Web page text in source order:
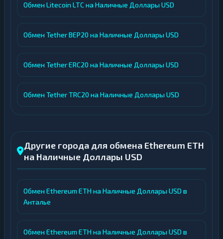
Обмен Litecoin LTC на Наличные Доллары USD
Обмен Tether BEP20 на Наличные Доллары USD
Обмен Tether ERC20 на Наличные Доллары USD
Обмен Tether TRC20 на Наличные Доллары USD
Другие города для обмена Ethereum ETH
на Наличные Доллары USD
Обмен Ethereum ETH на Наличные Доллары USD в
Анталье
Обмен Ethereum ETH на Наличные Доллары USD в